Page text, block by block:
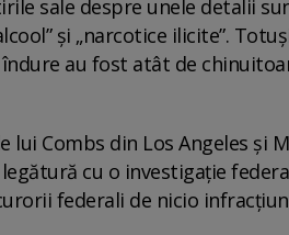
sale despre unele detalii
și „narcotice ilicite”.
au fost atât de
lui Combs din Los Angeles și
legătură cu o investigație
federali de nicio